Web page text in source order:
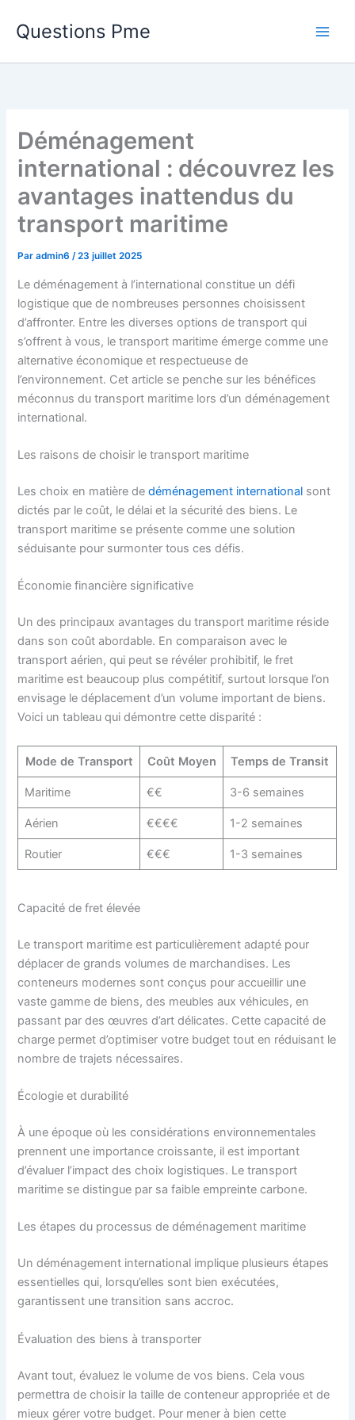
Questions Pme
Déménagement
international : découvrez les
avantages inattendus du
transport maritime
Paradmin6/23 juillet 2025
Le déménagement à l’international constitue un défi
logistique que de nombreuses personnes choisissent
d’affronter. Entre les diverses options de transport qui
s’offrent à vous, le transport maritime émerge comme une
alternative économique et respectueuse de
l’environnement. Cet article se penche sur les bénéfices
méconnus du transport maritime lors d’un déménagement
international.
Les raisons de choisir le transport maritime
Les choix en matière dedéménagement international sont
dictés par le coût, le délai et la sécurité des biens. Le
transport maritime se présente comme une solution
séduisante pour surmonter tous ces défis.
Économie financière significative
Un des principaux avantages du transport maritime réside
dans son coût abordable. En comparaison avec le
transport aérien, qui peut se révéler prohibitif, le fret
maritime est beaucoup plus compétitif, surtout lorsque l’on
envisage le déplacement d’un volume important de biens.
Voici un tableau qui démontre cette disparité :
Mode de Transport Coût Moyen Temps de Transit
Maritime €€ 3-6 semaines
Aérien €€€€ 1-2 semaines
Routier €€€ 1-3 semaines
Capacité de fret élevée
Le transport maritime est particulièrement adapté pour
déplacer de grands volumes de marchandises. Les
conteneurs modernes sont conçus pour accueillir une
vaste gamme de biens, des meubles aux véhicules, en
passant par des œuvres d’art délicates. Cette capacité de
charge permet d’optimiser votre budget tout en réduisant le
nombre de trajets nécessaires.
Écologie et durabilité
À une époque où les considérations environnementales
prennent une importance croissante, il est important
d’évaluer l’impact des choix logistiques. Le transport
maritime se distingue par sa faible empreinte carbone.
Les étapes du processus de déménagement maritime
Un déménagement international implique plusieurs étapes
essentielles qui, lorsqu’elles sont bien exécutées,
garantissent une transition sans accroc.
Évaluation des biens à transporter
Avant tout, évaluez le volume de vos biens. Cela vous
permettra de choisir la taille de conteneur appropriée et de
mieux gérer votre budget. Pour mener à bien cette